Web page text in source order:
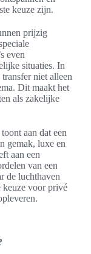
keuze zijn.
prijzig
even
situaties. In
niet alleen
Dit maakt het
als zakelijke
aan dat een
gemak, luxe en
aan een
van een
de luchthaven
keuze voor privé